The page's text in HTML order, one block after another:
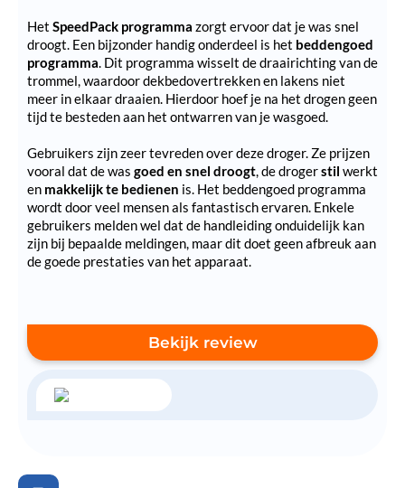
Het SpeedPack programma zorgt ervoor dat je was snel
droogt. Een bijzonder handig onderdeel is het beddengoed
programma. Dit programma wisselt de draairichting van de
trommel, waardoor dekbedovertrekken en lakens niet
meer in elkaar draaien. Hierdoor hoef je na het drogen geen
tijd te besteden aan het ontwarren van je wasgoed.
Gebruikers zijn zeer tevreden over deze droger. Ze prijzen
vooral dat de was goed en snel droogt, de drogerstil werkt
en makkelijk te bedienen is. Het beddengoed programma
wordt door veel mensen als fantastisch ervaren. Enkele
gebruikers melden wel dat de handleiding onduidelijk kan
zijn bij bepaalde meldingen, maar dit doet geen afbreuk aan
de goede prestaties van het apparaat.
Bekijk review